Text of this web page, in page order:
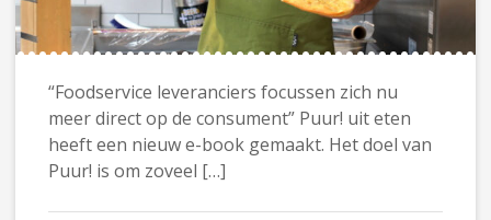
“Foodservice leveranciers focussen zich nu
meer direct op de consument” Puur! uit eten
heeft een nieuw e-book gemaakt. Het doel van
Puur! is om zoveel […]